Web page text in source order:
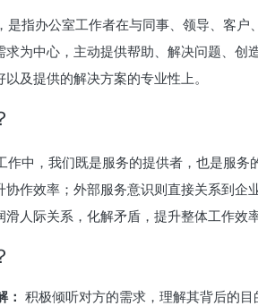
是指办公室工作者在与同事、领导、客
求为中心，主动提供帮助、解决问题、创
及提供的解决方案的专业性上。
作中，我们既是服务的提供者，也是服
协作效率；外部服务意识则直接关系到
人际关系，化解矛盾，提升整体工作效
： 积极倾听对方的需求，理解其背后的目